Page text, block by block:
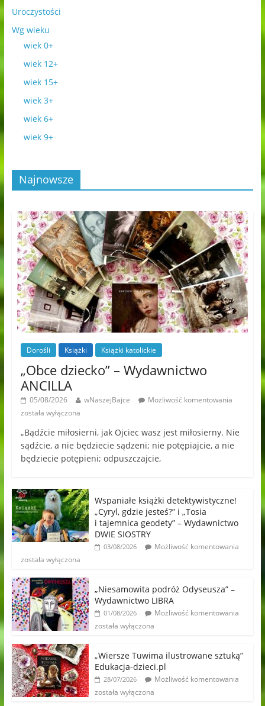
Uroczystości
Wg wieku
wiek 0+
wiek 12+
wiek 15+
wiek 3+
wiek 6+
wiek 9+
Najnowsze
Dorośli Książki Książki katolickie
„Obce dziecko” – Wydawnictwo
ANCILLA
05/08/2026 wNaszejBajce
Możliwość komentowania
została wyłączona
„Bądźcie miłosierni, jak Ojciec wasz jest miłosierny. Nie
sądźcie, a nie będziecie sądzeni; nie potępiajcie, a nie
będziecie potępieni; odpuszczajcie,
Wspaniałe książki detektywistyczne!
„Cyryl, gdzie jesteś?” i „Tosia
i tajemnica geodety” – Wydawnictwo
DWIE SIOSTRY
03/08/2026
Możliwość komentowania
została wyłączona
„Niesamowita podróż Odyseusza” –
Wydawnictwo LIBRA
01/08/2026
Możliwość komentowania
została wyłączona
„Wiersze Tuwima ilustrowane sztuką”
Edukacja-dzieci.pl
28/07/2026
Możliwość komentowania
została wyłączona